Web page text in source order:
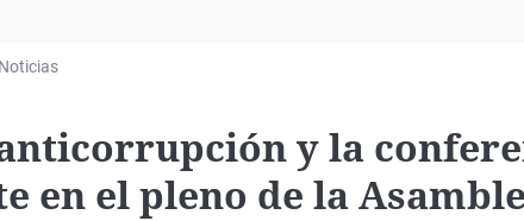
Navarra
Noticias
y la
en el pleno de la